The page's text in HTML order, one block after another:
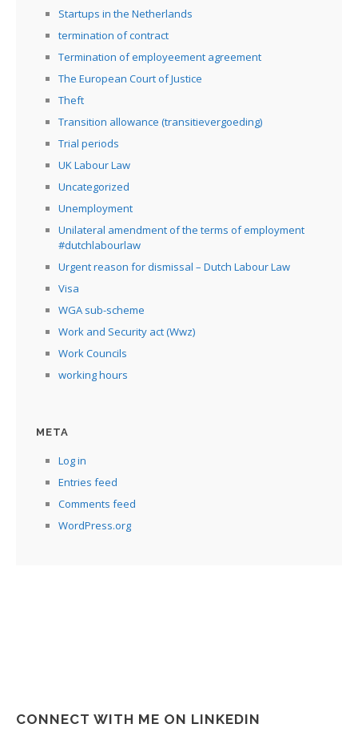
Startups in the Netherlands
termination of contract
Termination of employeement agreement
The European Court of Justice
Theft
Transition allowance (transitievergoeding)
Trial periods
UK Labour Law
Uncategorized
Unemployment
Unilateral amendment of the terms of employment
#dutchlabourlaw
Urgent reason for dismissal – Dutch Labour Law
Visa
WGA sub-scheme
Work and Security act (Wwz)
Work Councils
working hours
META
Log in
Entries feed
Comments feed
WordPress.org
CONNECT WITH ME ON LINKEDIN